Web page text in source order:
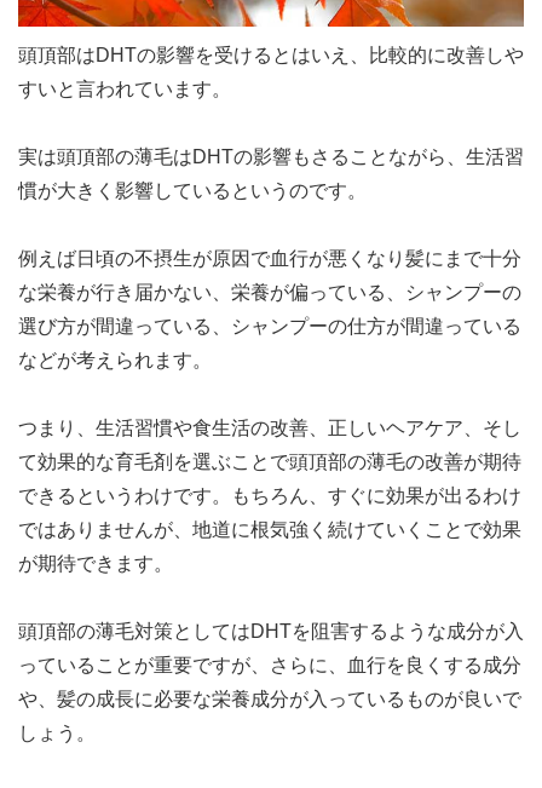
頭頂部はDHTの影響を受けるとはいえ、比較的に改善しや
すいと言われています。
実は頭頂部の薄毛はDHTの影響もさることながら、生活習
慣が大きく影響しているというのです。
例えば日頃の不摂生が原因で血行が悪くなり髪にまで十分
な栄養が行き届かない、栄養が偏っている、シャンプーの
選び方が間違っている、シャンプーの仕方が間違っている
などが考えられます。
つまり、生活習慣や食生活の改善、正しいヘアケア、そし
て効果的な育毛剤を選ぶことで頭頂部の薄毛の改善が期待
できるというわけです。もちろん、すぐに効果が出るわけ
ではありませんが、地道に根気強く続けていくことで効果
が期待できます。
頭頂部の薄毛対策としてはDHTを阻害するような成分が入
っていることが重要ですが、さらに、血行を良くする成分
や、髪の成長に必要な栄養成分が入っているものが良いで
しょう。